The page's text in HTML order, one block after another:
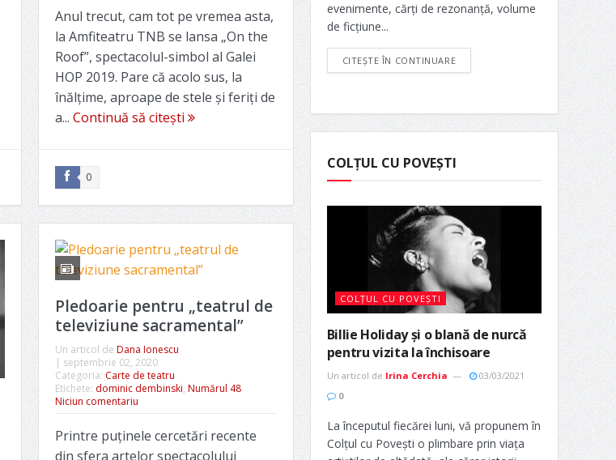
Anul trecut, cam tot pe vremea asta,
la Amfiteatru TNB se lansa „On the
Roof”, spectacolul-simbol al Galei
HOP 2019. Pare că acolo sus, la
înălțime, aproape de stele și feriți de
a... Continuă să citești
0
Pledoarie pentru „teatrul de
televiziune sacramental”
Un articol de Dana Ionescu
septembrie 02, 2020
Categoria: Carte de teatru
Etichete: dominic dembinski, Numărul 48
Niciun comentariu
Printre puținele cercetări recente
din sfera artelor spectacolului
evenimente, cărți de rezonanță, volume
de ficțiune...
CITEȘTE ÎN CONTINUARE
COLȚUL CU POVEȘTI
COLȚUL CU POVEȘTI
Billie Holiday și o blană de nurcă
pentru vizita la închisoare
Un articol de Irina Cerchia
03/03/2021
0
La începutul fiecărei luni, vă propunem în
Colțul cu Povești o plimbare prin viața